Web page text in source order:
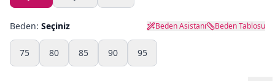
Kampanyalar
Yeni Gelenler
OUTLET
Beden: Seçiniz Beden Asistanı Beden Tablosu
75 80 85 90 95